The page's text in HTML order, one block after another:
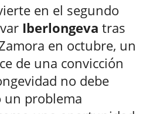
en el segundo
Iberlongeva tras
en octubre, un
de una convicción
no debe
un problema